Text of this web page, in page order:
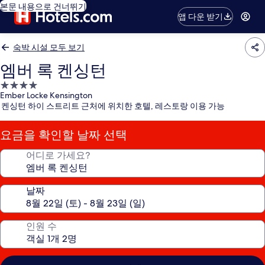
본문 내용으로 건너뛰기
앱 다운 받기
숙박 시설 모두 보기
엠버 록 켄싱턴
4.0
성
급
숙
박
시
Ember Locke Kensington
켄싱턴 하이 스트리트 근처에 위치한 호텔, 레스토랑 이용 가능
요금을 확인할 날짜 선택
어디로 가세요?
날짜
인원 수